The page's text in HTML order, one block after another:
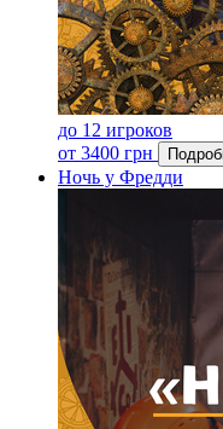
до 12 игроков
от 3400 грн
Ночь у Фредди